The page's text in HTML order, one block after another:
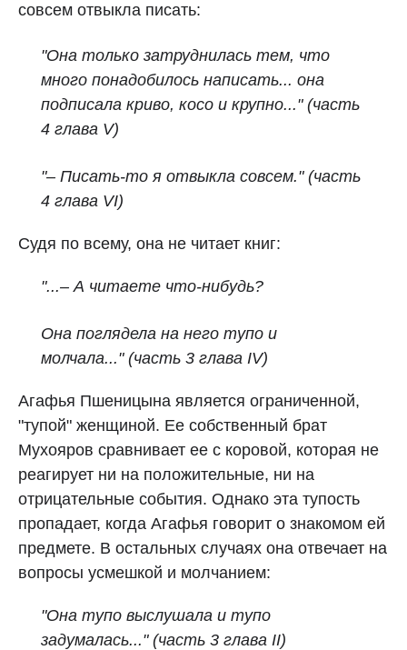
совсем отвыкла писать:
"Она только затруднилась тем, что
много понадобилось написать... она
подписала криво, косо и крупно..." (часть
4 глава V)
"– Писать-то я отвыкла совсем." (часть
4 глава VI)
Судя по всему, она не читает книг:
"...– А читаете что-нибудь?
Она поглядела на него тупо и
молчала..." (часть 3 глава IV)
Агафья Пшеницына является ограниченной,
"тупой" женщиной. Ее собственный брат
Мухояров сравнивает ее с коровой, которая не
реагирует ни на положительные, ни на
отрицательные события. Однако эта тупость
пропадает, когда Агафья говорит о знакомом ей
предмете. В остальных случаях она отвечает на
вопросы усмешкой и молчанием:
"Она тупо выслушала и тупо
задумалась..." (часть 3 глава II)